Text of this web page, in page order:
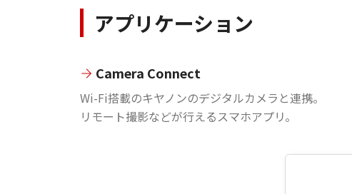
アプリケーション
Camera Connect
Wi-Fi搭載のキヤノンのデジタルカメラと連携。
リモート撮影などが行えるスマホアプリ。